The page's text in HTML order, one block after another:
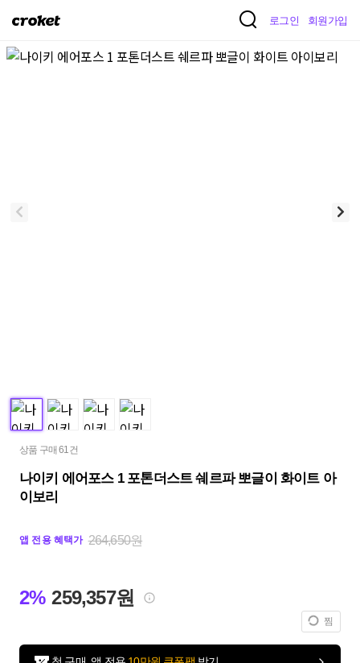
크
켓
로그인 회원가입
상품 구매 61건
나이키 에어포스 1 포톤더스트 쉐르파 뽀글이 화이트 아
이보리
앱 전용 혜택가 264,650원
2% 259,357원
찜